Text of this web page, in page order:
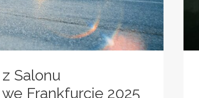
Salonu
Frankfurcie 2025